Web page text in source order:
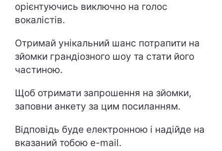
орієнтуючись виключно на голос
вокалістів.
Отримай унікальний шанс потрапити на
зйомки грандіозного шоу та стати його
частиною.
Щоб отримати запрошення на зйомки,
заповни анкету за цим посиланням.
Відповідь буде електронною і надійде на
вказаний тобою e-mail.